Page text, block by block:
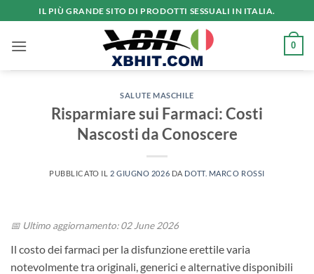
ai
contenuti
IL PIÙ GRANDE SITO DI PRODOTTI SESSUALI IN ITALIA.
0
SALUTE MASCHILE
Risparmiare sui Farmaci: Costi
Nascosti da Conoscere
PUBBLICATO IL 2 GIUGNO 2026 DA DOTT. MARCO ROSSI
📅 Ultimo aggiornamento: 02 June 2026
Il costo dei farmaci per la disfunzione erettile varia
notevolmente tra originali, generici e alternative disponibili